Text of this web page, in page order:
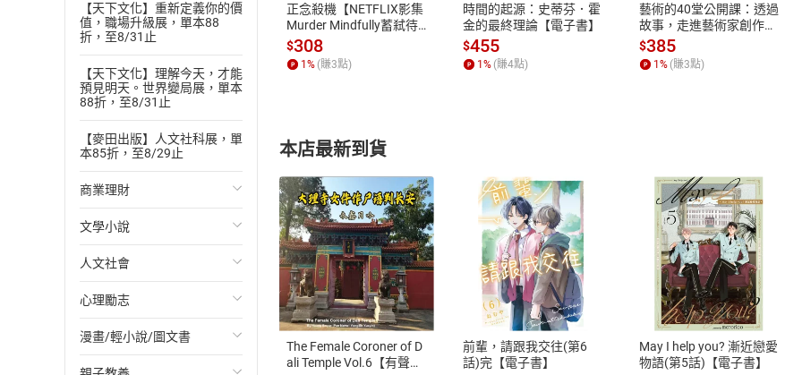
【天下文化】重新定義你的價
值，職場升級展，單本88
折，至8/31止
【天下文化】理解今天，才能
預見明天。世界變局展，單本
88折，至8/31止
【麥田出版】人文社科展，單
本85折，至8/29止
商業理財
投資理財
經濟/趨勢
財務/金融
管理/領導
文學小說
歐美文學
日本文學
韓國文學
人文社會
國際關係
政治
心理勵志
心靈成長/情緒
漫畫/輕小說/圖文書
付款方式
ATM轉帳、信用卡、LINE PAY、AFTEE
退換貨規範
本店是否提供消費者保護法七日猶
之權利，遽消費者保護法及通訊交
除權合理例外情事適用準則，依商
正念殺機【NETFLIX影集
Murder Mindfully蓄弒待
發】【電子書】
$308
1 % (賺3點)
時間的起源：史蒂芬．霍
金的最終理論【電子書】
$455
1 % (賺4點)
藝術的40堂公開課：透過
故事，走進藝術家創作現
場，看藝術如何誕生、如
何形塑人類生活【電子
書】
$385
1 % (賺3點)
本店最新到貨
The Female Coroner of D
ali Temple Vol.6【有聲
前輩，請跟我交往(第6
話)完【電子書】
May I help you? 漸近戀愛
物語(第5話)【電子書】